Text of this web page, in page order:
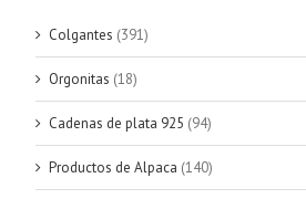
Colgantes (391)
Orgonitas (18)
Cadenas de plata 925 (94)
Productos de Alpaca (140)